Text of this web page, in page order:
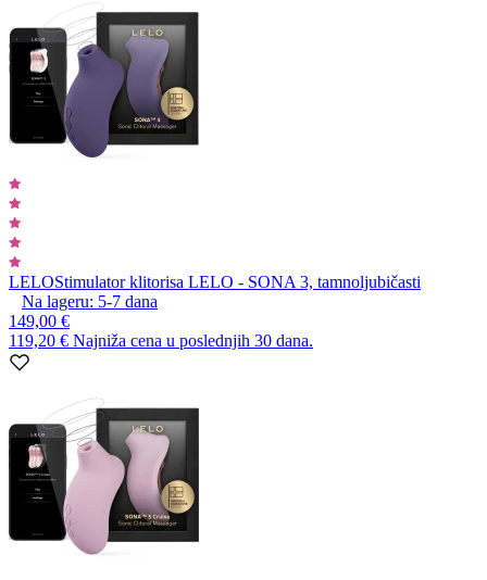
LELOStimulator klitorisa LELO - SONA 3, tamnoljubičasti
Na lageru: 5-7 dana
149,00 €
119,20 € Najniža cena u poslednjih 30 dana.